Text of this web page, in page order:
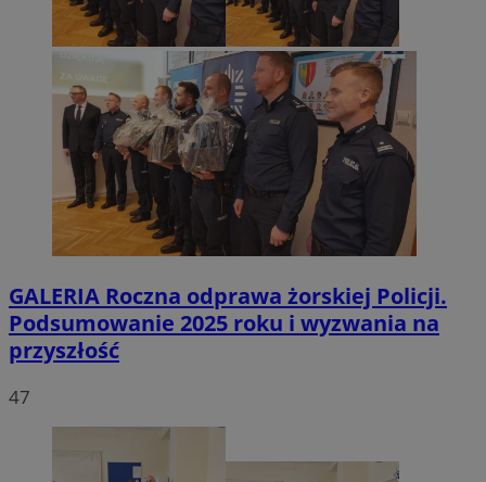
GALERIA Roczna odprawa żorskiej Policji.
Podsumowanie 2025 roku i wyzwania na
przyszłość
47